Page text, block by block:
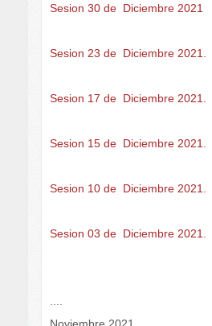
Sesion 30 de Diciembre 2021
Sesion 23 de Diciembre 2021.
Sesion 17 de Diciembre 2021.
Sesion 15 de Diciembre 2021.
Sesion 10 de Diciembre 2021.
Sesion 03 de Diciembre 2021.
Noviembre 2021